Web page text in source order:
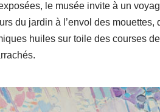
le musée invite à un
du jardin à l’envol des
huiles sur toile des courses